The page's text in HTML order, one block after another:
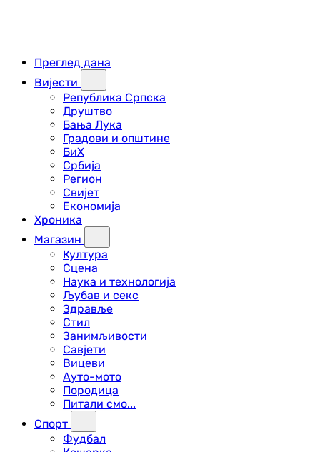
Преглед дана
Вијести
Република Српска
Друштво
Бања Лука
Градови и општине
БиХ
Србија
Регион
Свијет
Економија
Хроника
Магазин
Култура
Сцена
Наука и технологија
Љубав и секс
Здравље
Стил
Занимљивости
Савјети
Вицеви
Ауто-мото
Породица
Питали смо...
Спорт
Фудбал